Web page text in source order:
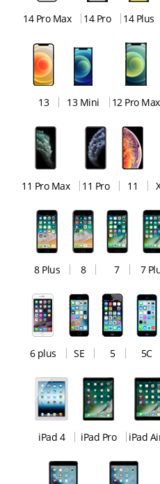
14 Pro Max 14 Pro 14 Plus
13 13 Mini 12 Pro Max
11 Pro Max 11 Pro 11
8 Plus 8 7 7
6 plus SE 5 5C
iPad 4 iPad Pro iPad